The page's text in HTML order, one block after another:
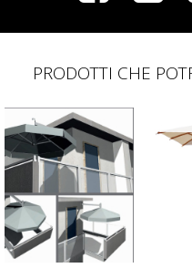
PRODOTTI CHE